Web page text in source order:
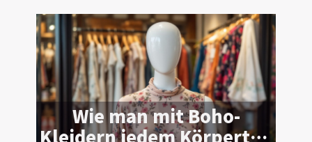
Wie man mit Boho-
Kleidern jedem Körpertyp